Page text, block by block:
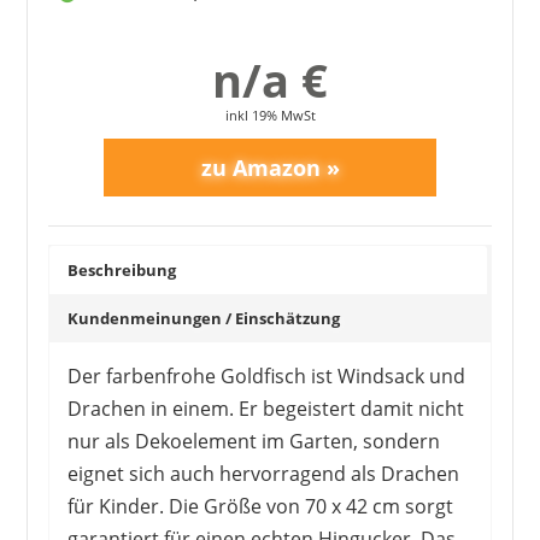
n/a €
inkl 19% MwSt
Beschreibung
Kundenmeinungen / Einschätzung
Der farbenfrohe Goldfisch ist Windsack und
Drachen in einem. Er begeistert damit nicht
nur als Dekoelement im Garten, sondern
eignet sich auch hervorragend als Drachen
für Kinder. Die Größe von 70 x 42 cm sorgt